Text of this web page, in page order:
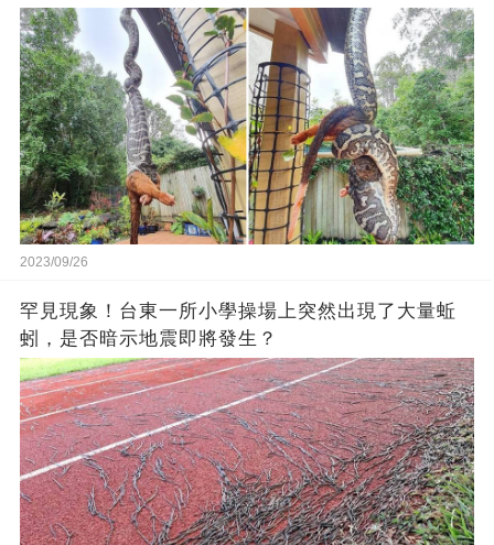
2023/09/26
罕見現象！台東一所小學操場上突然出現了大量蚯
蚓，是否暗示地震即將發生？